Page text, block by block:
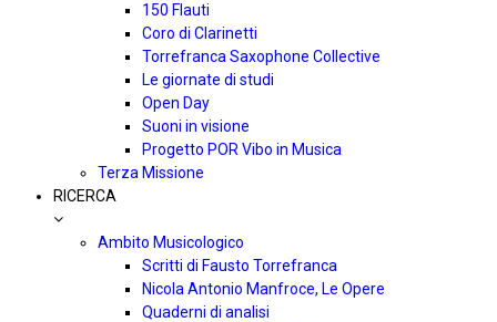
150 Flauti
Coro di Clarinetti
Torrefranca Saxophone Collective
Le giornate di studi
Open Day
Suoni in visione
Progetto POR Vibo in Musica
Terza Missione
RICERCA
Ambito Musicologico
Scritti di Fausto Torrefranca
Nicola Antonio Manfroce, Le Opere
Quaderni di analisi